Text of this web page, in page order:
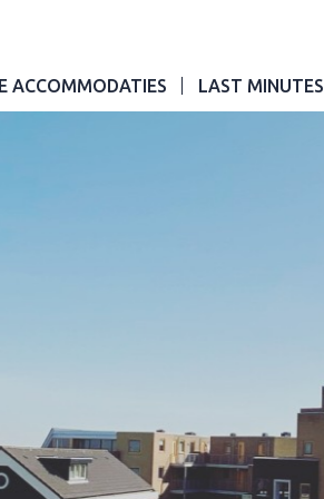
ACCOMMODATIES LAST MINUTES